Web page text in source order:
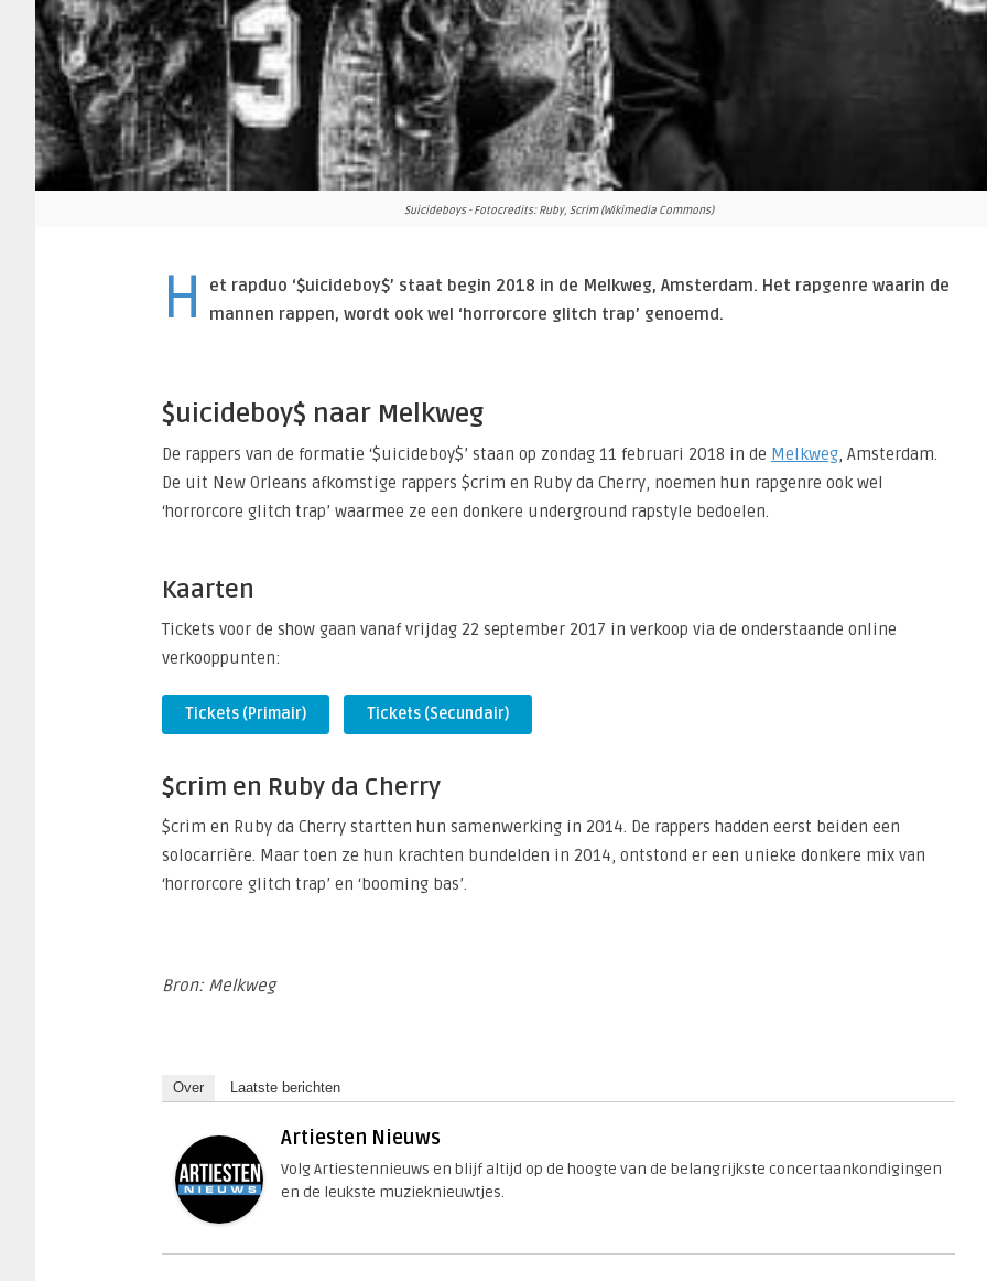
Suicideboys - Fotocredits: Ruby, Scrim (Wikimedia Commons)
H
et rapduo ‘$uicideboy$’ staat begin 2018 in de Melkweg, Amsterdam. Het rapgenre waarin de
mannen rappen, wordt ook wel ‘horrorcore glitch trap’ genoemd.
$uicideboy$ naar Melkweg
De rappers van de formatie ‘$uicideboy$’ staan op zondag 11 februari 2018 in de Melkweg , Amsterdam.
De uit New Orleans afkomstige rappers $crim en Ruby da Cherry, noemen hun rapgenre ook wel
‘horrorcore glitch trap’ waarmee ze een donkere underground rapstyle bedoelen.
Kaarten
Tickets voor de show gaan vanaf vrijdag 22 september 2017 in verkoop via de onderstaande online
verkooppunten:
Tickets (Primair) Tickets (Secundair)
$crim en Ruby da Cherry
$crim en Ruby da Cherry startten hun samenwerking in 2014. De rappers hadden eerst beiden een
solocarrière. Maar toen ze hun krachten bundelden in 2014, ontstond er een unieke donkere mix van
‘horrorcore glitch trap’ en ‘booming bas’.
Bron: Melkweg
Over Laatste berichten
Artiesten Nieuws
Volg Artiestennieuws en blijf altijd op de hoogte van de belangrijkste concertaankondigingen
en de leukste muzieknieuwtjes.